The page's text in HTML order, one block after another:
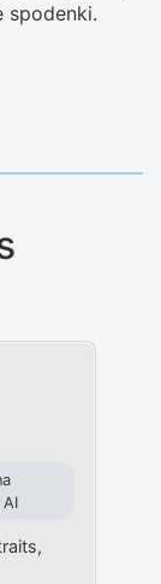
spodenki.
AI